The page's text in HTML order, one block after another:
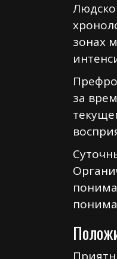
зонах
за